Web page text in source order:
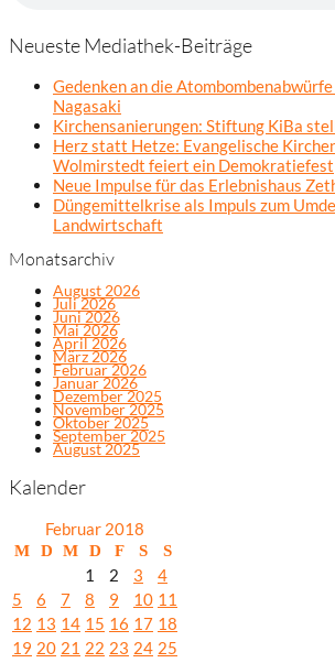
Neueste Mediathek-Beiträge
Gedenken an die
Nagasaki
Kirchensanierungen: Stiftung KiBa
Herz statt Hetze: Evangelische
Wolmirstedt feiert ein Demokratiefest
Neue Impulse für das Erlebnishaus
Düngemittelkrise als Impuls zum
Landwirtschaft
Monatsarchiv
August 2026
Juli 2026
Juni 2026
Mai 2026
April 2026
März 2026
Februar 2026
Januar 2026
Dezember 2025
November 2025
Oktober 2025
September 2025
August 2025
Kalender
Februar 2018
M D M D F S S
1 2 3
4
5
6 7 8 9 10 11
12 13 14 15 16 17 18
19 20 21 22 23 24 25